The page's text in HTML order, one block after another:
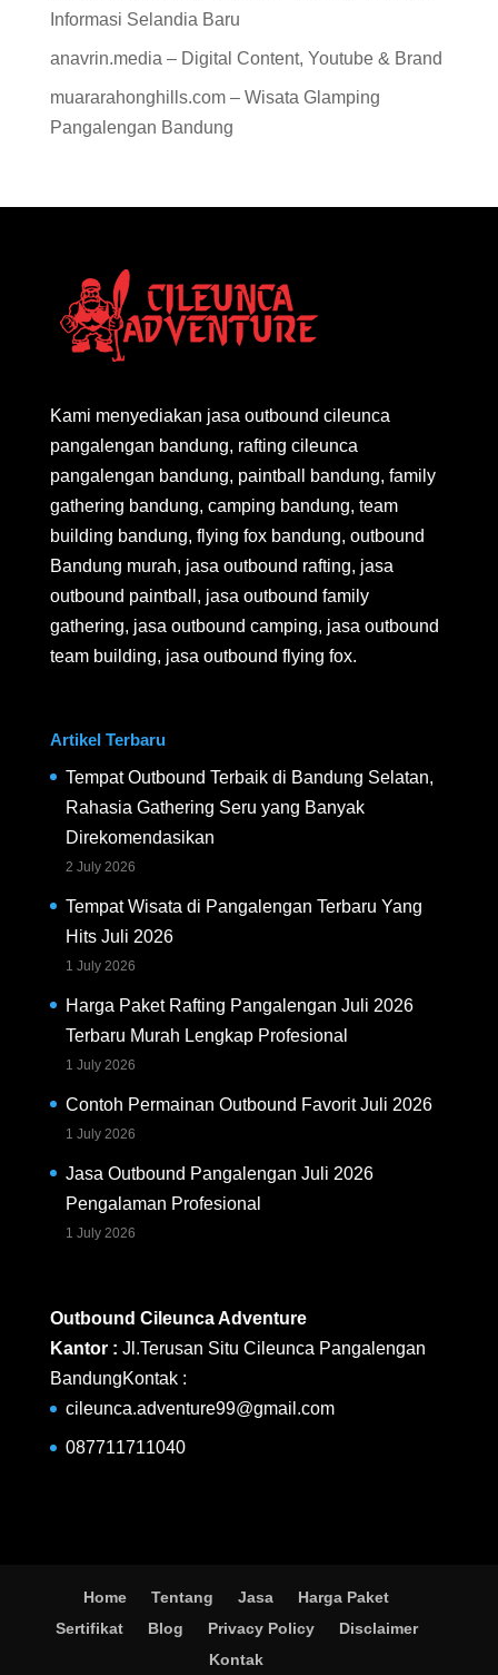
Informasi Selandia Baru
anavrin.media – Digital Content, Youtube & Brand
muararahonghills.com – Wisata Glamping
Pangalengan Bandung
Kami menyediakan jasa outbound cileunca
pangalengan bandung, rafting cileunca
pangalengan bandung, paintball bandung, family
gathering bandung, camping bandung, team
building bandung, flying fox bandung, outbound
Bandung murah, jasa outbound rafting, jasa
outbound paintball, jasa outbound family
gathering, jasa outbound camping, jasa outbound
team building, jasa outbound flying fox.
Artikel Terbaru
Tempat Outbound Terbaik di Bandung Selatan,
Rahasia Gathering Seru yang Banyak
Direkomendasikan
2 July 2026
Tempat Wisata di Pangalengan Terbaru Yang
Hits Juli 2026
1 July 2026
Harga Paket Rafting Pangalengan Juli 2026
Terbaru Murah Lengkap Profesional
1 July 2026
Contoh Permainan Outbound Favorit Juli 2026
1 July 2026
Jasa Outbound Pangalengan Juli 2026
Pengalaman Profesional
1 July 2026
Outbound Cileunca Adventure
Kantor : Jl.Terusan Situ Cileunca Pangalengan
BandungKontak :
cileunca.adventure99@gmail.com
087711711040
Home Tentang Jasa
Harga Paket
Sertifikat
Blog Privacy Policy
Disclaimer
Kontak